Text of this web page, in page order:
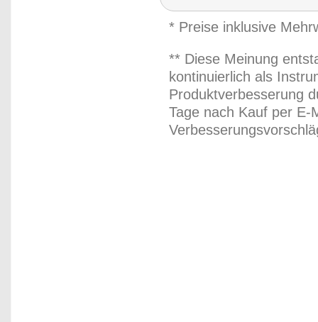
* Preise inklusive
** Diese Meinung
kontinuierlich als
Produktverbesserung
Tage nach Kauf per E-